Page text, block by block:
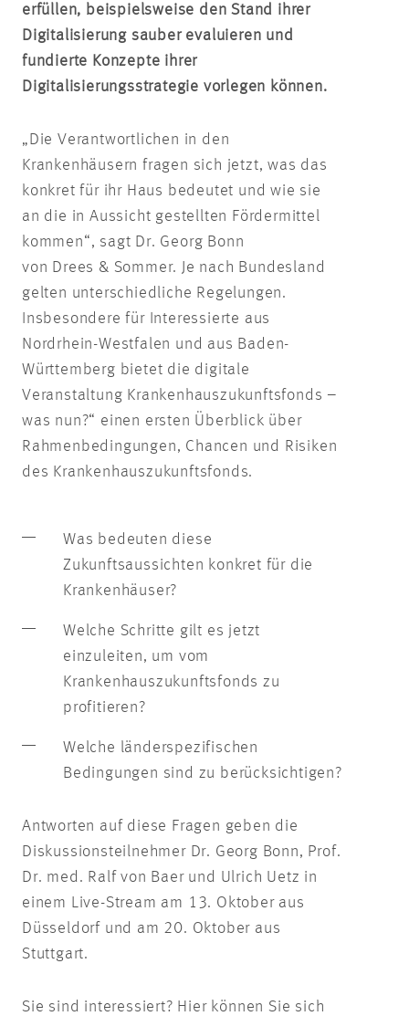
erfüllen, beispielsweise den Stand ihrer
Digitalisierung sauber evaluieren und
fundierte Konzepte ihrer
Digitalisierungsstrategie vorlegen können.
„Die Verantwortlichen in den
Krankenhäusern fragen sich jetzt, was das
konkret für ihr Haus bedeutet und wie sie
an die in Aussicht gestellten Fördermittel
kommen“, sagt Dr. Georg Bonn
von Drees & Sommer. Je nach Bundesland
gelten unterschiedliche Regelungen.
Insbesondere für Interessierte aus
Nordrhein-Westfalen und aus Baden-
Württemberg bietet die digitale
Veranstaltung Krankenhauszukunftsfonds –
was nun?“ einen ersten Überblick über
Rahmenbedingungen, Chancen und Risiken
des Krankenhauszukunftsfonds.
Was bedeuten diese
Zukunftsaussichten konkret für die
Krankenhäuser?
Welche Schritte gilt es jetzt
einzuleiten, um vom
Krankenhauszukunftsfonds zu
profitieren?
Welche länderspezifischen
Bedingungen sind zu berücksichtigen?
Antworten auf diese Fragen geben die
Diskussionsteilnehmer Dr. Georg Bonn, Prof.
Dr. med. Ralf von Baer und Ulrich Uetz in
einem Live-Stream am 13. Oktober aus
Düsseldorf und am 20. Oktober aus
Stuttgart.
Sie sind interessiert? Hier können Sie sich